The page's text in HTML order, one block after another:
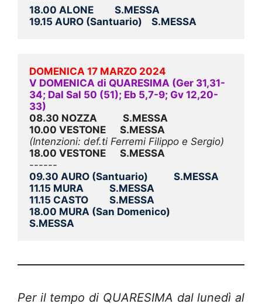
18.00 ALONE         S.MESSA
19.15 AURO (Santuario)    S.MESSA
DOMENICA 17 MARZO 2024
V DOMENICA di QUARESIMA (Ger 31,31-
34; Dal Sal 50 (51); Eb 5,7-9; Gv 12,20-
33)
08.30 NOZZA           S.MESSA
10.00 VESTONE      S.MESSA
(Intenzioni: def.ti Ferremi Filippo e Sergio)
18.00 VESTONE      S.MESSA
09.30 AURO (Santuario)           S.MESSA
11.15 MURA           S.MESSA
11.15 CASTO         S.MESSA
18.00 MURA (San Domenico)
S.MESSA
Per il tempo di QUARESIMA dal lunedì al